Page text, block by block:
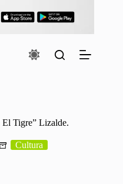
El Tigre” Lizalde.
Cultura